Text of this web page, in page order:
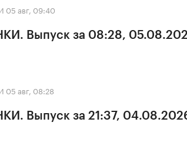
05 авг, 09:40
Выпуск за 08:28,
05 авг, 08:28
Выпуск за 21:37,